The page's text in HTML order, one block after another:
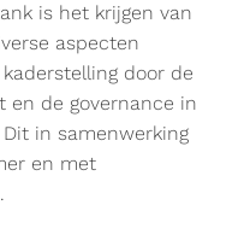
is het krijgen van
aspecten
door de
en de governance in
in samenwerking
en met